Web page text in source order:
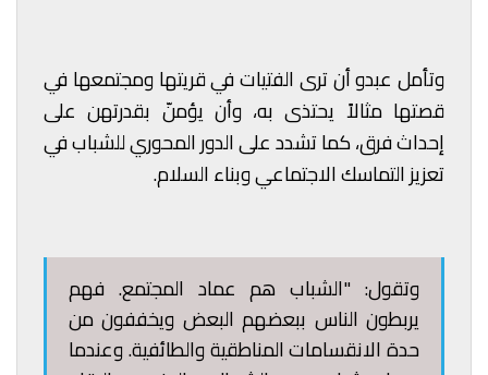
وتأمل عبدو أن ترى الفتيات في قريتها ومجتمعها في
قصتها مثالاً يحتذى به، وأن يؤمنّ بقدرتهن على
إحداث فرق، كما تشدد على الدور المحوري للشباب في
تعزيز التماسك الاجتماعي وبناء السلام.
وتقول: "الشباب هم عماد المجتمع. فهم
يربطون الناس ببعضهم البعض ويخففون من
حدة الانقسامات المناطقية والطائفية. وعندما